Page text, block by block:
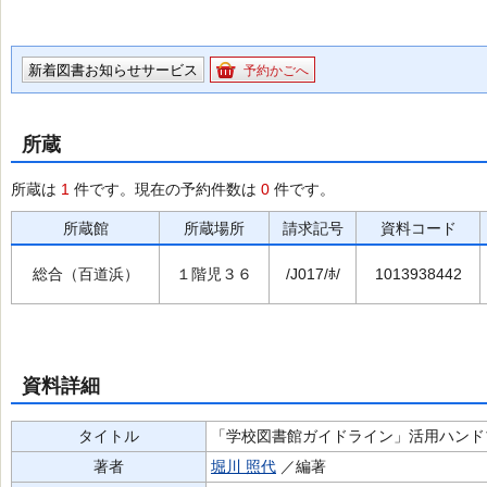
新着図書お知らせサービス 予約かごへ
所蔵
所蔵は 1 件です。現在の予約件数は 0 件です。
所蔵館 所蔵場所 請求記号 資料コード
総合（百道浜） １階児３６ /J017/ﾎ/ 1013938442
資料詳細
タイトル
「学校図書館ガイドライン」活用ハン
著者
堀川 照代 ／編著